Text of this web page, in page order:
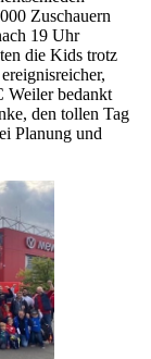
Zuschauern
19 Uhr
die Kids trotz
Weiler bedankt
den tollen Tag
Planung und